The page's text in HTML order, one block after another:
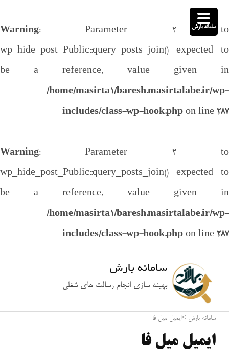
Warning: Parameter 2 to
wp_hide_post_Public::query_posts_join() expected to
be a reference, value given in
/home/masirta1/baresh.masirtalabe.ir/wp-
includes/class-wp-hook.php on line 287
Warning: Parameter 2 to
wp_hide_post_Public::query_posts_join() expected to
be a reference, value given in
/home/masirta1/baresh.masirtalabe.ir/wp-
includes/class-wp-hook.php on line 287
سامانه بارش
بهینه سازی انجام رسالت های شغلی
سامانه بارش >ایمیل میل فا
ایمیل میل فا
سامانه بارش